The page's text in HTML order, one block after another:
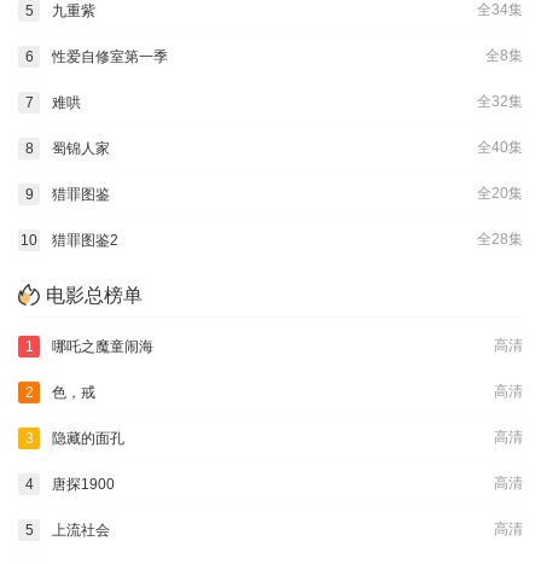
全34集
5 九重紫
全8集
6 性爱自修室第一季
全32集
7 难哄
全40集
8 蜀锦人家
全20集
9 猎罪图鉴
全28集
10 猎罪图鉴2
电影总榜单
高清
1 哪吒之魔童闹海
高清
2 色，戒
高清
3 隐藏的面孔
高清
4 唐探1900
高清
5 上流社会